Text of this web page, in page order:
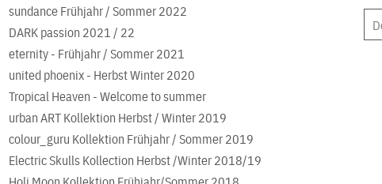
sundance Frühjahr / Sommer 2022
DARK passion 2021 / 22
eternity - Frühjahr / Sommer 2021
united phoenix - Herbst Winter 2020
Tropical Heaven - Welcome to summer
urban ART Kollektion Herbst / Winter 2019
colour_guru Kollektion Frühjahr / Sommer 2019
Electric Skulls Kollection Herbst /Winter 2018/19